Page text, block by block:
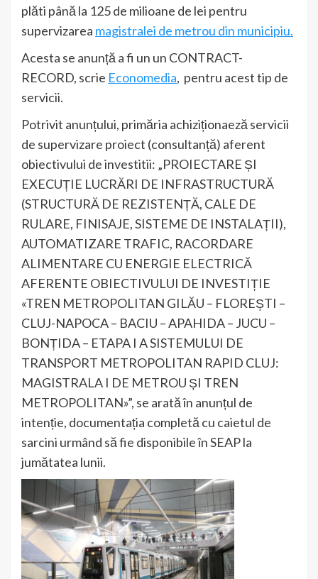
plăti până la 125 de milioane de lei pentru
supervizarea magistralei de metrou din municipiu.
Acesta se anunță a fi un un CONTRACT-
RECORD, scrie Economedia, pentru acest tip de
servicii.
Potrivit anunțului, primăria achiziționaeză servicii
de supervizare proiect (consultanță) aferent
obiectivului de investitii: „PROIECTARE ȘI
EXECUȚIE LUCRĂRI DE INFRASTRUCTURĂ
(STRUCTURĂ DE REZISTENȚĂ, CALE DE
RULARE, FINISAJE, SISTEME DE INSTALAȚII),
AUTOMATIZARE TRAFIC, RACORDARE
ALIMENTARE CU ENERGIE ELECTRICĂ
AFERENTE OBIECTIVULUI DE INVESTIȚIE
«TREN METROPOLITAN GILĂU – FLOREȘTI –
CLUJ-NAPOCA – BACIU – APAHIDA – JUCU –
BONȚIDA – ETAPA I A SISTEMULUI DE
TRANSPORT METROPOLITAN RAPID CLUJ:
MAGISTRALA I DE METROU ȘI TREN
METROPOLITAN»”, se arată în anunțul de
intenție, documentația completă cu caietul de
sarcini urmând să fie disponibile în SEAP la
jumătatea lunii.